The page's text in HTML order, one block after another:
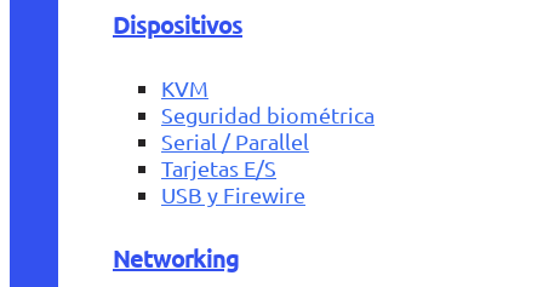
Dispositivos
KVM
Seguridad biométrica
Serial / Parallel
Tarjetas E/S
USB y Firewire
Networking